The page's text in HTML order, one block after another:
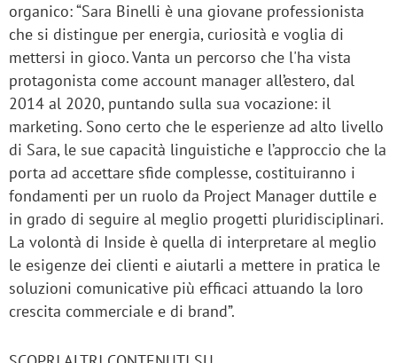
organico: “Sara Binelli è una giovane professionista
che si distingue per energia, curiosità e voglia di
mettersi in gioco. Vanta un percorso che l'ha vista
protagonista come account manager all’estero, dal
2014 al 2020, puntando sulla sua vocazione: il
marketing. Sono certo che le esperienze ad alto livello
di Sara, le sue capacità linguistiche e l’approccio che la
porta ad accettare sfide complesse, costituiranno i
fondamenti per un ruolo da Project Manager duttile e
in grado di seguire al meglio progetti pluridisciplinari.
La volontà di Inside è quella di interpretare al meglio
le esigenze dei clienti e aiutarli a mettere in pratica le
soluzioni comunicative più efficaci attuando la loro
crescita commerciale e di brand”.